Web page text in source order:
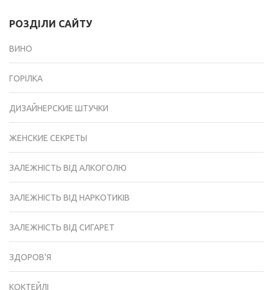
РОЗДІЛИ САЙТУ
ВИНО
ГОРІЛКА
ДИЗАЙНЕРСКИЕ ШТУЧКИ
ЖЕНСКИЕ СЕКРЕТЫ
ЗАЛЕЖНІСТЬ ВІД АЛКОГОЛЮ
ЗАЛЕЖНІСТЬ ВІД НАРКОТИКІВ
ЗАЛЕЖНІСТЬ ВІД СИГАРЕТ
ЗДОРОВ'Я
КОКТЕЙЛІ